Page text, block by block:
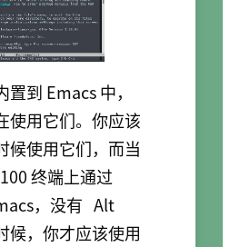
到 Emacs 中，
使用它们。你应该
候使用它们，而当
终端上通过
，没有 Alt
候，你才应该使用